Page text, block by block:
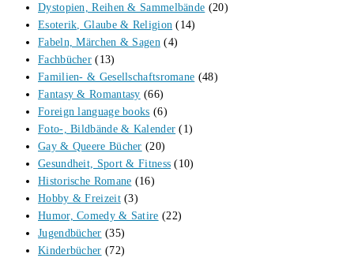
Dystopien, Reihen & Sammelbände (20)
Esoterik, Glaube & Religion (14)
Fabeln, Märchen & Sagen (4)
Fachbücher (13)
Familien- & Gesellschaftsromane (48)
Fantasy & Romantasy (66)
Foreign language books (6)
Foto-, Bildbände & Kalender (1)
Gay & Queere Bücher (20)
Gesundheit, Sport & Fitness (10)
Historische Romane (16)
Hobby & Freizeit (3)
Humor, Comedy & Satire (22)
Jugendbücher (35)
Kinderbücher (72)